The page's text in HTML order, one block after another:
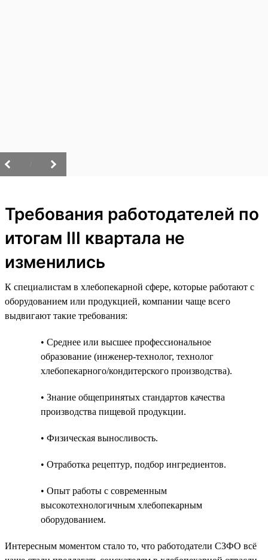
Требования работодателей по
итогам III квартала не
изменились
К специалистам в хлебопекарной сфере, которые работают с
оборудованием или продукцией, компании чаще всего
выдвигают такие требования:
• Среднее или высшее профессиональное
образование (инженер-технолог, технолог
хлебопекарного/кондитерского производства).
• Знание общепринятых стандартов качества
производства пищевой продукции.
• Физическая выносливость.
• Отработка рецептур, подбор ингредиентов.
• Опыт работы с современным
высокотехнологичным хлебопекарным
оборудованием.
Интересным моментом стало то, что работодатели СЗФО всё